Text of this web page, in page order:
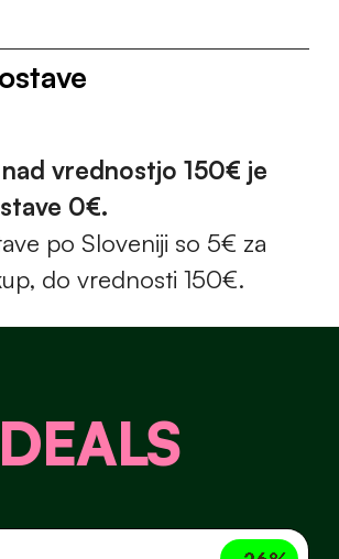
vrednostjo 150€ je
0€.
po Sloveniji so 5€ za
do vrednosti 150€.
DEALS